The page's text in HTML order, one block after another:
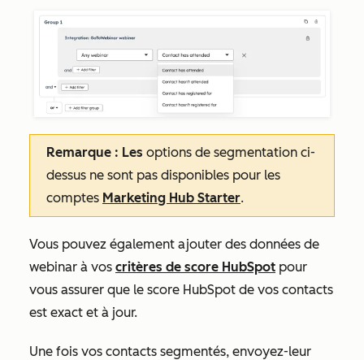
Remarque : Les options de segmentation ci-
dessus ne sont pas disponibles pour les
comptes Marketing Hub Starter.
Vous pouvez également ajouter des données de
webinar à vos critères de score HubSpot pour
vous assurer que le score HubSpot de vos contacts
est exact et à jour.
Une fois vos contacts segmentés, envoyez-leur